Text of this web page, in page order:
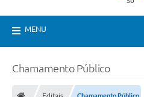
MENU
Chamamento Público